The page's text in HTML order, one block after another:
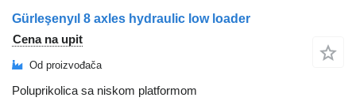
Gürleşenyıl 8 axles hydraulic low loader
Cena na upit
Od proizvođača
Poluprikolica sa niskom platformom